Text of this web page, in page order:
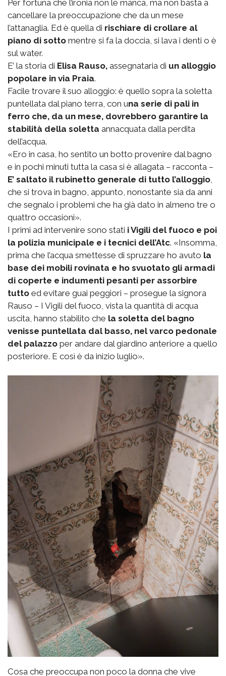
Per fortuna che l’ironia non le manca, ma non basta a
cancellare la preoccupazione che da un mese
l’attanaglia. Ed è quella di rischiare di crollare al
piano di sotto mentre si fa la doccia, si lava i denti o è
sul water.
E’ la storia di Elisa Rauso, assegnataria di un alloggio
popolare in via Praia.
Facile trovare il suo alloggio: è quello sopra la soletta
puntellata dal piano terra, con una serie di pali in
ferro che, da un mese, dovrebbero garantire la
stabilità della soletta annacquata dalla perdita
dell’acqua.
«Ero in casa, ho sentito un botto provenire dal bagno
e in pochi minuti tutta la casa si è allagata – racconta –
E’ saltato il rubinetto generale di tutto l’alloggio,
che si trova in bagno, appunto, nonostante sia da anni
che segnalo i problemi che ha già dato in almeno tre o
quattro occasioni».
I primi ad intervenire sono stati i Vigili del fuoco e poi
la polizia municipale e i tecnici dell’Atc. «Insomma,
prima che l’acqua smettesse di spruzzare ho avuto la
base dei mobili rovinata e ho svuotato gli armadi
di coperte e indumenti pesanti per assorbire
tutto ed evitare guai peggiori – prosegue la signora
Rauso – I Vigili del fuoco, vista la quantità di acqua
uscita, hanno stabilito che la soletta del bagno
venisse puntellata dal basso, nel varco pedonale
del palazzo per andare dal giardino anteriore a quello
posteriore. E così è da inizio luglio».
Cosa che preoccupa non poco la donna che vive